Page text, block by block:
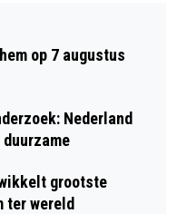
op 7 augustus
Nederland
grootste
ter wereld